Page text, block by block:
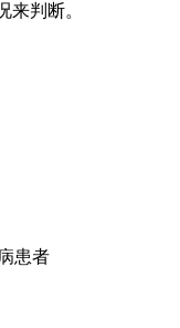
来判断。
患者